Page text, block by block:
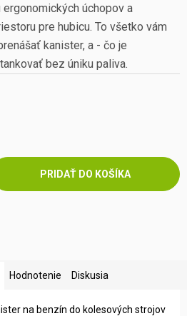
PRIDAŤ DO KOŠÍKA
úchopov a
pre hubicu. To všetko vám
kanister, a - čo je
bez úniku paliva.
Hodnotenie Diskusia
na benzín do kolesových strojov